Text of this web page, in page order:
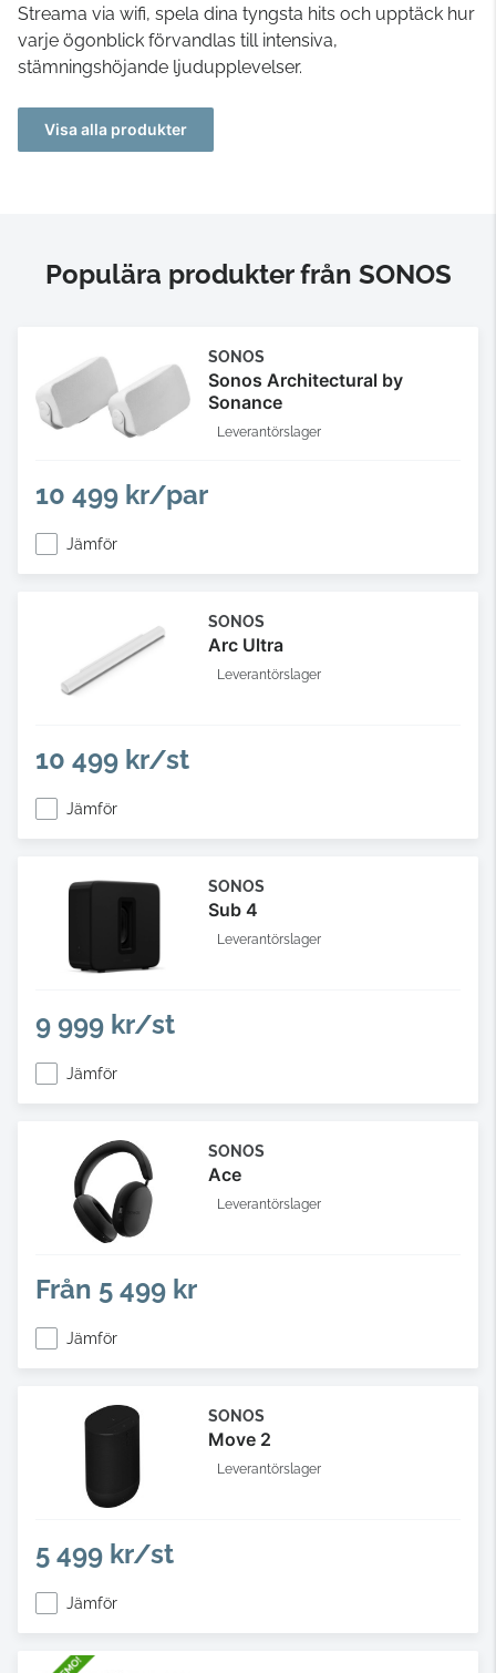
Streama via wifi, spela dina tyngsta hits och upptäck hur
varje ögonblick förvandlas till intensiva,
stämningshöjande ljudupplevelser.
Visa alla produkter
Populära produkter från SONOS
SONOS
Sonos Architectural by
Sonance
Leverantörslager
10 499 kr/par
Jämför
SONOS
Arc Ultra
Leverantörslager
10 499 kr/st
Jämför
SONOS
Sub 4
Leverantörslager
9 999 kr/st
Jämför
SONOS
Ace
Leverantörslager
Från 5 499 kr
Jämför
SONOS
Move 2
Leverantörslager
5 499 kr/st
Jämför